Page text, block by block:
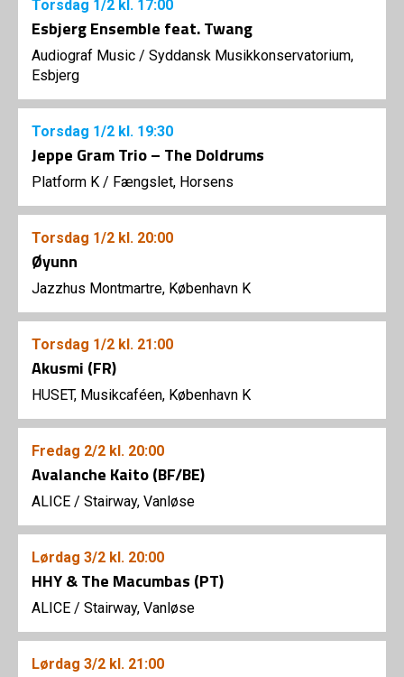
Torsdag 1/2 kl. 17:00
Esbjerg Ensemble feat. Twang
Audiograf Music / Syddansk Musikkonservatorium,
Esbjerg
Torsdag 1/2 kl. 19:30
Jeppe Gram Trio – The Doldrums
Platform K / Fængslet, Horsens
Torsdag 1/2 kl. 20:00
Øyunn
Jazzhus Montmartre, København K
Torsdag 1/2 kl. 21:00
Akusmi (FR)
HUSET, Musikcaféen, København K
Fredag 2/2 kl. 20:00
Avalanche Kaito (BF/BE)
ALICE / Stairway, Vanløse
Lørdag 3/2 kl. 20:00
HHY & The Macumbas (PT)
ALICE / Stairway, Vanløse
Lørdag 3/2 kl. 21:00